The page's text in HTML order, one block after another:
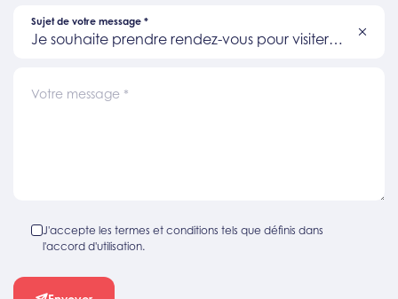
Sujet de votre message *
Je souhaite prendre rendez-vous pour visiter
Votre message *
J'accepte les termes et conditions tels que définis dans
l'accord d'utilisation.